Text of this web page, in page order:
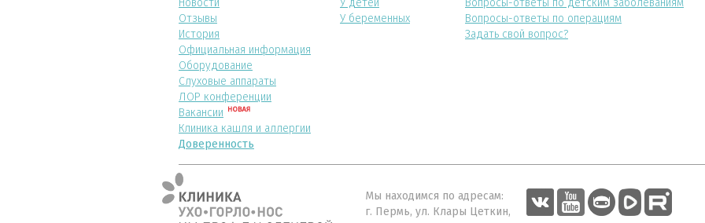
Отзывы
История
Официальная информация
Оборудование
Слуховые аппараты
ЛОР конференции
Вакансии
Клиника кашля и аллергии
У беременных
Вопросы-ответы по операциям
Задать свой вопрос?
Доверенность
Мы находимся по адресам:
г. Пермь, ул. Клары Цеткин,